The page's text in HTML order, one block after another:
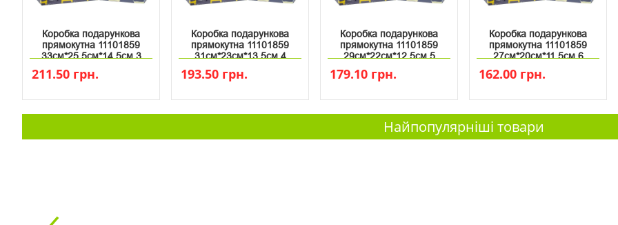
Коробка подарункова
прямокутна 11101859
33см*25.5см*14.5см 3
211.50 грн.
Коробка подарункова
прямокутна 11101859
31см*23см*13.5см 4
193.50 грн.
Коробка подарункова
прямокутна 11101859
29см*22см*12.5см 5
179.10 грн.
Коробка подарункова
прямокутна 11101859
27см*20см*11.5см 6
162.00 грн.
Найпопулярніші товари